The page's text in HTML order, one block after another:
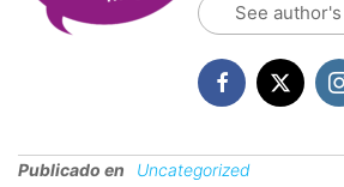
See
Publicado en Uncategorized